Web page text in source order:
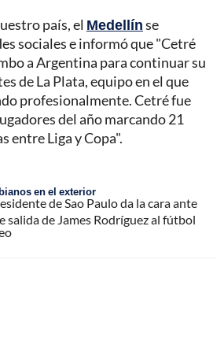
país, el Medellínse
sociales e informó que "Cetré
a Argentina para continuar su
de La Plata, equipo en el que
profesionalmente. Cetré fue
del año marcando 21
entre Liga y Copa".
en el exterior
de Sao Paulo da la cara ante
salida de James Rodríguez al fútbol